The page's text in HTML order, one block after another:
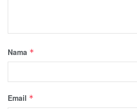
Nama *
Email *